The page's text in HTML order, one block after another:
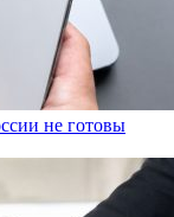
не готовы